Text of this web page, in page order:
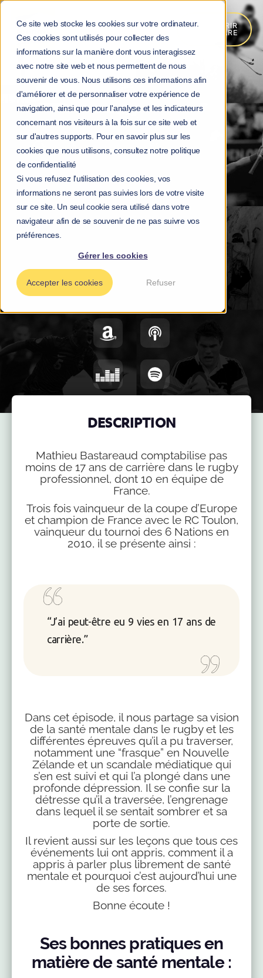
Ce site web stocke les cookies sur votre ordinateur.
Ces cookies sont utilisés pour collecter des
informations sur la manière dont vous interagissez
avec notre site web et nous permettent de nous
souvenir de vous. Nous utilisons ces informations afin
d'améliorer et de personnaliser votre expérience de
navigation, ainsi que pour l'analyse et les indicateurs
concernant nos visiteurs à la fois sur ce site web et
sur d'autres supports. Pour en savoir plus sur les
cookies que nous utilisons, consultez notre politique
de confidentialité
Si vous refusez l'utilisation des cookies, vos
informations ne seront pas suivies lors de votre visite
sur ce site. Un seul cookie sera utilisé dans votre
navigateur afin de se souvenir de ne pas suivre vos
préférences.
Gérer les cookies
Accepter les cookies Refuser
DÉCOUVRIR
MOKA.CARE
DESCRIPTION
Mathieu Bastareaud comptabilise pas
moins de 17 ans de carrière dans le rugby
professionnel, dont 10 en équipe de
France.
Trois fois vainqueur de la coupe d’Europe
et champion de France avec le RC Toulon,
vainqueur du tournoi des 6 Nations en
2010, il se présente ainsi :
“J’ai peut-être eu 9 vies en 17 ans de
carrière.”
Dans cet épisode, il nous partage sa vision
de la santé mentale dans le rugby et les
différentes épreuves qu’il a pu traverser,
notamment une “frasque” en Nouvelle
Zélande et un scandale médiatique qui
s’en est suivi et qui l’a plongé dans une
profonde dépression. Il se confie sur la
détresse qu’il a traversée, l’engrenage
dans lequel il se sentait sombrer et sa
porte de sortie.
Il revient aussi sur les leçons que tous ces
événements lui ont appris, comment il a
appris à parler plus librement de santé
mentale et pourquoi c’est aujourd’hui une
de ses forces.
Bonne écoute !
Ses bonnes pratiques en
matière de santé mentale :